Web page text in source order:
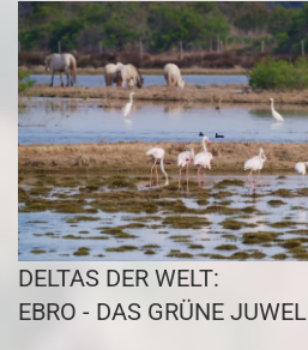
DELTAS DER WELT:
EBRO - DAS GRÜNE JUWEL